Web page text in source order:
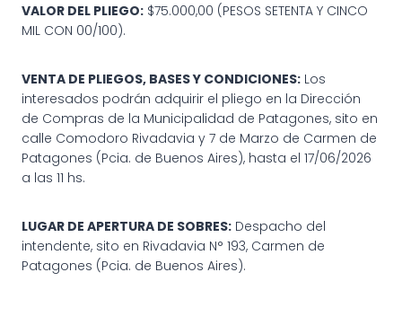
VALOR DEL PLIEGO: $75.000,00 (PESOS SETENTA Y CINCO
MIL CON 00/100).
VENTA DE PLIEGOS, BASES Y CONDICIONES: Los
interesados podrán adquirir el pliego en la Dirección
de Compras de la Municipalidad de Patagones, sito en
calle Comodoro Rivadavia y 7 de Marzo de Carmen de
Patagones (Pcia. de Buenos Aires), hasta el 17/06/2026
a las 11 hs.
LUGAR DE APERTURA DE SOBRES: Despacho del
intendente, sito en Rivadavia N° 193, Carmen de
Patagones (Pcia. de Buenos Aires).